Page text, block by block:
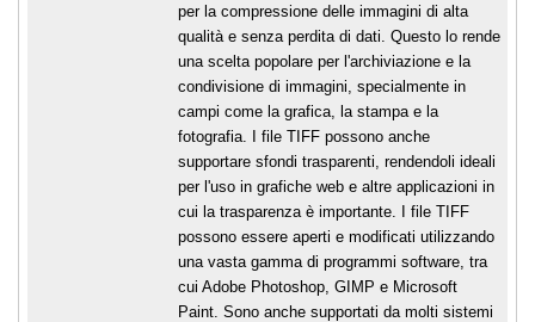
per la compressione delle immagini di alta
qualità e senza perdita di dati. Questo lo rende
una scelta popolare per l'archiviazione e la
condivisione di immagini, specialmente in
campi come la grafica, la stampa e la
fotografia. I file TIFF possono anche
supportare sfondi trasparenti, rendendoli ideali
per l'uso in grafiche web e altre applicazioni in
cui la trasparenza è importante. I file TIFF
possono essere aperti e modificati utilizzando
una vasta gamma di programmi software, tra
cui Adobe Photoshop, GIMP e Microsoft
Paint. Sono anche supportati da molti sistemi